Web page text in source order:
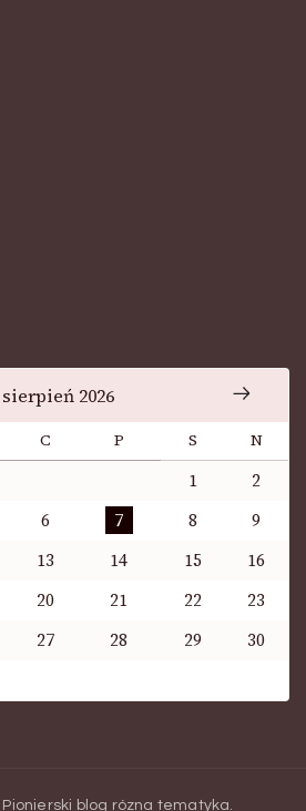
sierpień 2026
C P S N
1
2
6 7 8
9
13 14 15
16
20 21 22
23
27 28 29
30
Pionierski blog rózna tematyka.